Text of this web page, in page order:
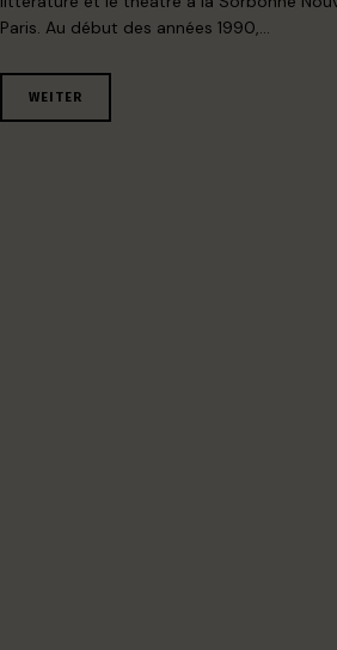
Paris. Au début des années 1990,…
WEITER